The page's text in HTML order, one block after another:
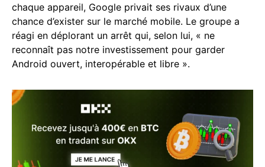
chaque appareil, Google privait ses rivaux d’une
chance d’exister sur le marché mobile. Le groupe a
réagi en déplorant un arrêt qui, selon lui, « ne
reconnaît pas notre investissement pour garder
Android ouvert, interopérable et libre ».